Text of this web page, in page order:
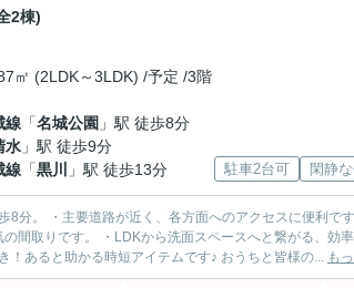
2棟)
㎡ (2LDK～3LDK) /予定 /3階
線 「名城公園 」駅 徒歩8分
水 」駅 徒歩9分
線 「黒川 」駅 徒歩13分 駐車2台可 閑静
分。 ・主要道路が近く、各方面へのアクセスに便利で
間取りです。 ・LDKから洗面スペースへと繋がる、効
臨む眺望。眼前いっぱいの青空が映ります。 ・食洗機付き！あると助かる時短アイテムです♪ おうちと皆様の... も